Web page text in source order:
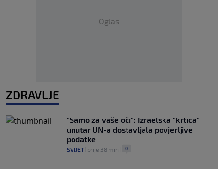
Oglas
ZDRAVLJE
"Samo za vaše oči": Izraelska "krtica"
unutar UN-a dostavljala povjerljive
podatke
SVIJET prije 38 min 0